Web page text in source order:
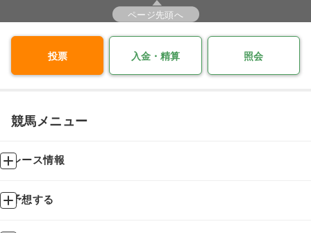
ページ先頭へ
投票 入金・精算 照会
競馬メニュー
レース情報
予想する